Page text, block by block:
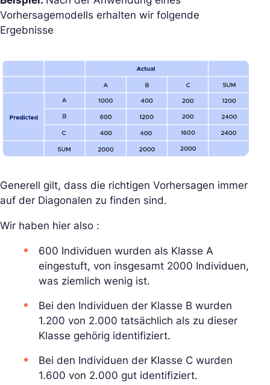
Vorhersagemodells erhalten wir folgende
Ergebnisse
Generell gilt, dass die richtigen Vorhersagen immer
auf der Diagonalen zu finden sind.
Wir haben hier also :
600 Individuen wurden als Klasse A
eingestuft, von insgesamt 2000 Individuen,
was ziemlich wenig ist.
Bei den Individuen der Klasse B wurden
1.200 von 2.000 tatsächlich als zu dieser
Klasse gehörig identifiziert.
Bei den Individuen der Klasse C wurden
1.600 von 2.000 gut identifiziert.